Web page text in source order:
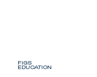
FIGS
EDUCATION